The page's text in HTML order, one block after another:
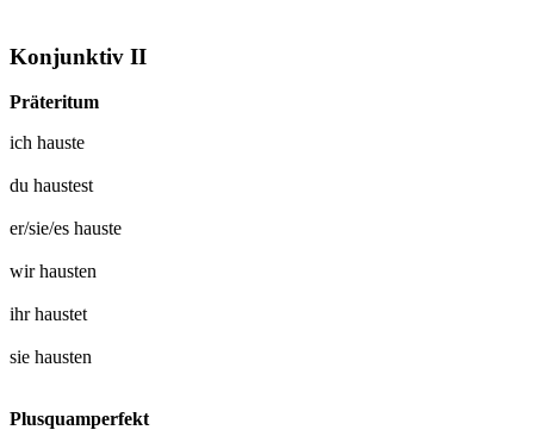
Konjunktiv II
Präteritum
ich hauste
du haustest
er/sie/es hauste
wirhausten
ihrhaustet
sie hausten
Plusquamperfekt